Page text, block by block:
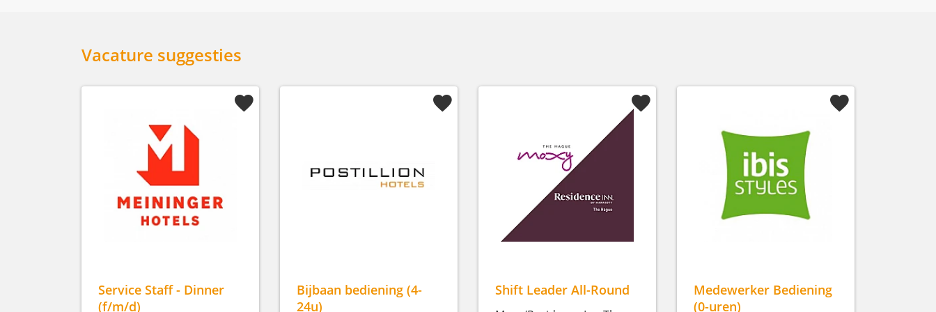
Vacature suggesties
Service Staff - Dinner
(f/m/d)
Bijbaan bediening (4-
24u)
Shift Leader All-Round
Medewerker Bediening
(0-uren)